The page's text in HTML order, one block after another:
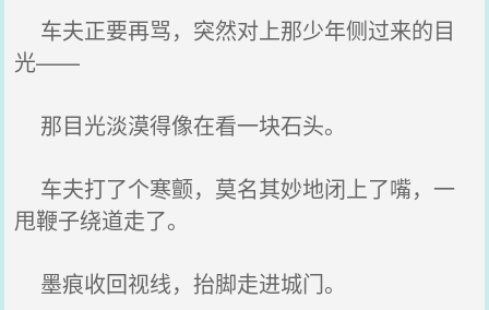
车夫正要再骂，突然对上那少年侧过来的目
光——
那目光淡漠得像在看一块石头。
车夫打了个寒颤，莫名其妙地闭上了嘴，一
甩鞭子绕道走了。
墨痕收回视线，抬脚走进城门。